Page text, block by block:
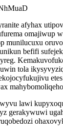
afyhax
omajiwup
munilucuxu
befifi
tola
lawi
gerakywuwi